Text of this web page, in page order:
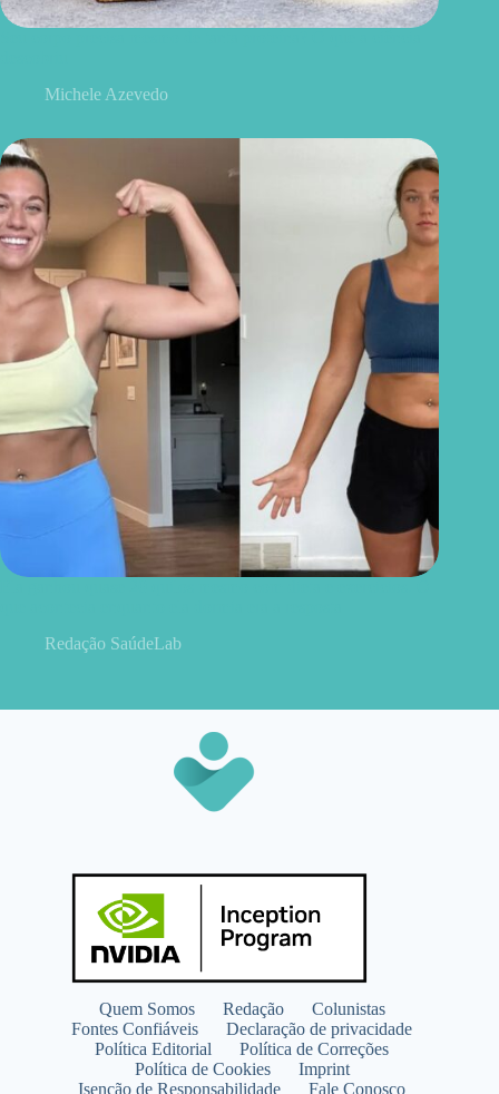
Michele Azevedo
Redação SaúdeLab
Quem Somos Redação
Colunistas
Fontes Confiáveis
Declaração de privacidade
Política Editorial
Política de Correções
Política de Cookies
Imprint
Isenção de Responsabilidade
Fale Conosco